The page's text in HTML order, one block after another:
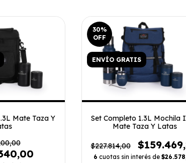
Mate Taza Y
30%
OFF
ENVÍO GRATIS
Set Completo 1.3L Mochila
Mate Taza Y Latas
$227.814,00
6 cuotas sin interés de